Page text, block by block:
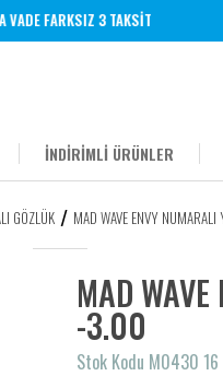
FARKSIZ 3 TAKSİT
İNDİRİMLİ ÜRÜNLER
GÖZLÜK MAD WAVE ENVY
MAD
-3.00
Stok Kodu M0430 16